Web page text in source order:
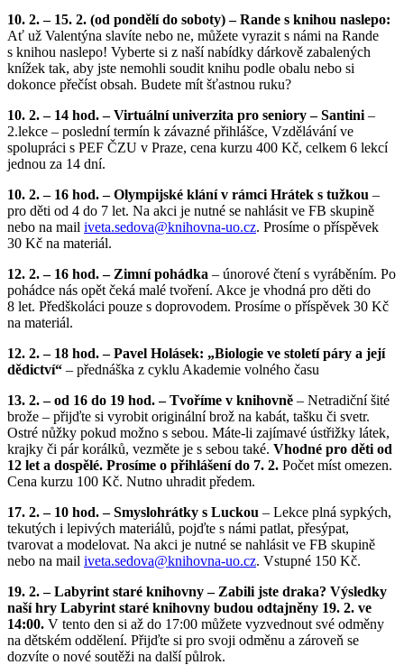
10. 2. – 15. 2. (od pondělí do soboty) – Rande s knihou naslepo:
Ať už Valentýna slavíte nebo ne, můžete vyrazit s námi na Rande
s knihou naslepo! Vyberte si z naší nabídky dárkově zabalených
knížek tak, aby jste nemohli soudit knihu podle obalu nebo si
dokonce přečíst obsah. Budete mít šťastnou ruku?
10. 2. – 14 hod. – Virtuální univerzita pro seniory – Santini –
2.lekce – poslední termín k závazné přihlášce, Vzdělávání ve
spolupráci s PEF ČZU v Praze, cena kurzu 400 Kč, celkem 6 lekcí
jednou za 14 dní.
10. 2. – 16 hod. – Olympijské klání v rámci Hrátek s tužkou –
pro děti od 4 do 7 let. Na akci je nutné se nahlásit ve FB skupině
nebo na mail iveta.sedova@knihovna-uo.cz. Prosíme o příspěvek
30 Kč na materiál.
12. 2. – 16 hod. – Zimní pohádka – únorové čtení s vyráběním. Po
pohádce nás opět čeká malé tvoření. Akce je vhodná pro děti do
8 let. Předškoláci pouze s doprovodem. Prosíme o příspěvek 30 Kč
na materiál.
12. 2. – 18 hod. – Pavel Holásek: „Biologie ve století páry a její
dědictví“ – přednáška z cyklu Akademie volného času
13. 2. – od 16 do 19 hod. – Tvoříme v knihovně – Netradiční šité
brože – přijďte si vyrobit originální brož na kabát, tašku či svetr.
Ostré nůžky pokud možno s sebou. Máte-li zajímavé ústřižky látek,
krajky či pár korálků, vezměte je s sebou také. Vhodné pro děti od
12 let a dospělé. Prosíme o přihlášení do 7. 2. Počet míst omezen.
Cena kurzu 100 Kč. Nutno uhradit předem.
17. 2. – 10 hod. – Smyslohrátky s Luckou – Lekce plná sypkých,
tekutých i lepivých materiálů, pojďte s námi patlat, přesýpat,
tvarovat a modelovat. Na akci je nutné se nahlásit ve FB skupině
nebo na mail iveta.sedova@knihovna-uo.cz. Vstupné 150 Kč.
19. 2. – Labyrint staré knihovny – Zabili jste draka? Výsledky
naší hry Labyrint staré knihovny budou odtajněny 19. 2. ve
14:00. V tento den si až do 17:00 můžete vyzvednout své odměny
na dětském oddělení. Přijďte si pro svoji odměnu a zároveň se
dozvíte o nové soutěži na další půlrok.